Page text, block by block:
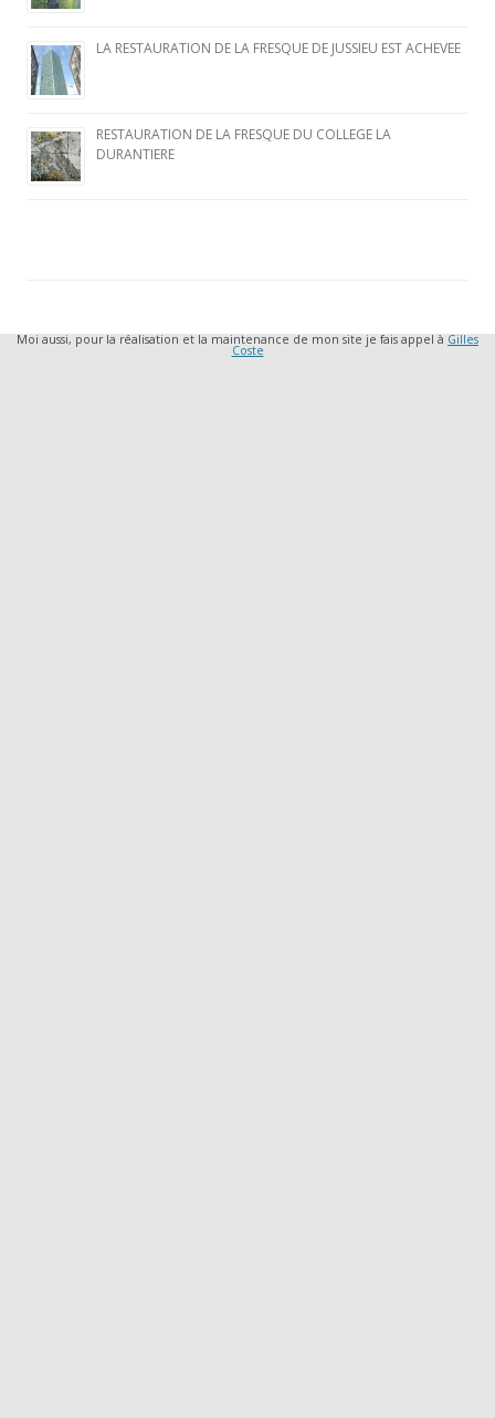
LA RESTAURATION DE LA FRESQUE DE JUSSIEU EST ACHEVEE
RESTAURATION DE LA FRESQUE DU COLLEGE LA
DURANTIERE
Moi aussi, pour la réalisation et la maintenance de mon site je fais appel à Gilles
Coste